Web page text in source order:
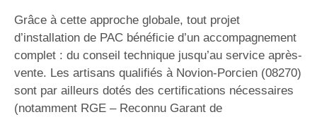
Grâce à cette approche globale, tout projet
d’installation de PAC bénéficie d’un accompagnement
complet : du conseil technique jusqu’au service après-
vente. Les artisans qualifiés à Novion-Porcien (08270)
sont par ailleurs dotés des certifications nécessaires
(notamment RGE – Reconnu Garant de